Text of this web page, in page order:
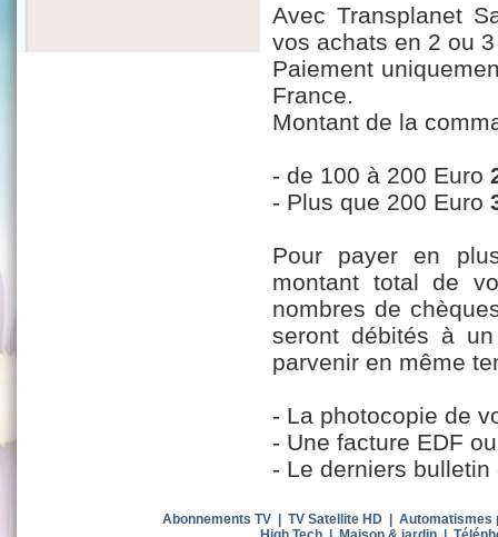
Avec Transplanet
vos achats en 2 ou
Paiement
France.
Montant de la
- de 100 à 200 Euro
- Plus que 200 Euro
Pour payer en
montant total de
nombres de
seront débités à
parvenir en même
- La photocopie de
- Une facture EDF
- Le derniers bulletin
Abonnements TV| TV Satellite HD| Automatismes